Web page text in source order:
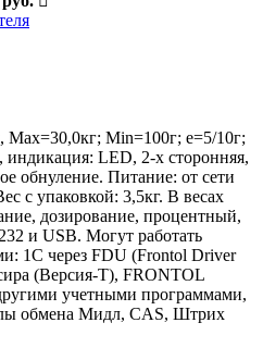
Min=100г; e=5/10г;
LЕD, 2-х сторонняя,
обнуление. Питание: от сети
с упаковкой: 3,5кг. В весах
дозирование, процентный,
и USB. Могут работать
1С через FDU (Frontol Driver
(Версия-Т), FRONTOL
учетными программами,
обмена Мидл, CAS, Штрих